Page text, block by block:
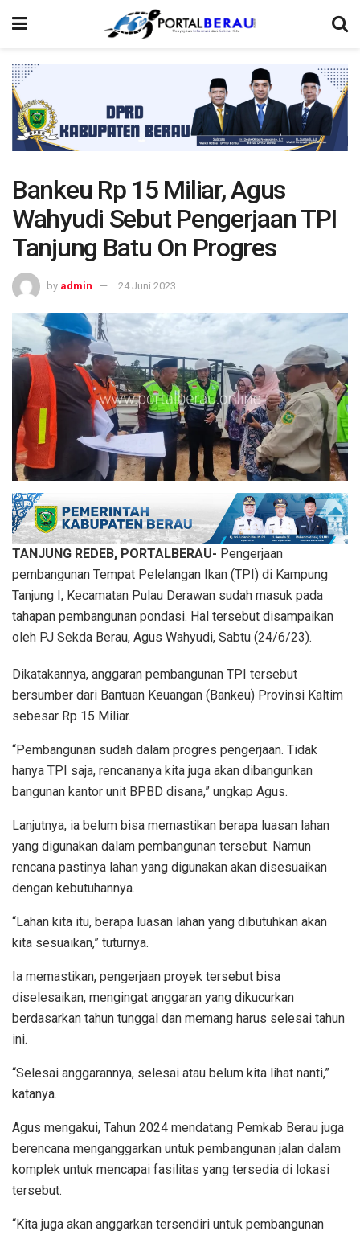
Bankeu Rp 15 Miliar, Agus
Wahyudi Sebut Pengerjaan TPI
Tanjung Batu On Progres
by admin 24 Juni 2023
TANJUNG REDEB, PORTALBERAU- Pengerjaan
pembangunan Tempat Pelelangan Ikan (TPI) di Kampung
Tanjung I, Kecamatan Pulau Derawan sudah masuk pada
tahapan pembangunan pondasi. Hal tersebut disampaikan
oleh PJ Sekda Berau, Agus Wahyudi, Sabtu (24/6/23).
Dikatakannya, anggaran pembangunan TPI tersebut
bersumber dari Bantuan Keuangan (Bankeu) Provinsi Kaltim
sebesar Rp 15 Miliar.
“Pembangunan sudah dalam progres pengerjaan. Tidak
hanya TPI saja, rencananya kita juga akan dibangunkan
bangunan kantor unit BPBD disana,” ungkap Agus.
Lanjutnya, ia belum bisa memastikan berapa luasan lahan
yang digunakan dalam pembangunan tersebut. Namun
rencana pastinya lahan yang digunakan akan disesuaikan
dengan kebutuhannya.
“Lahan kita itu, berapa luasan lahan yang dibutuhkan akan
kita sesuaikan,” tuturnya.
Ia memastikan, pengerjaan proyek tersebut bisa
diselesaikan, mengingat anggaran yang dikucurkan
berdasarkan tahun tunggal dan memang harus selesai tahun
ini.
“Selesai anggarannya, selesai atau belum kita lihat nanti,”
katanya.
Agus mengakui, Tahun 2024 mendatang Pemkab Berau juga
berencana menganggarkan untuk pembangunan jalan dalam
komplek untuk mencapai fasilitas yang tersedia di lokasi
tersebut.
“Kita juga akan anggarkan tersendiri untuk pembangunan